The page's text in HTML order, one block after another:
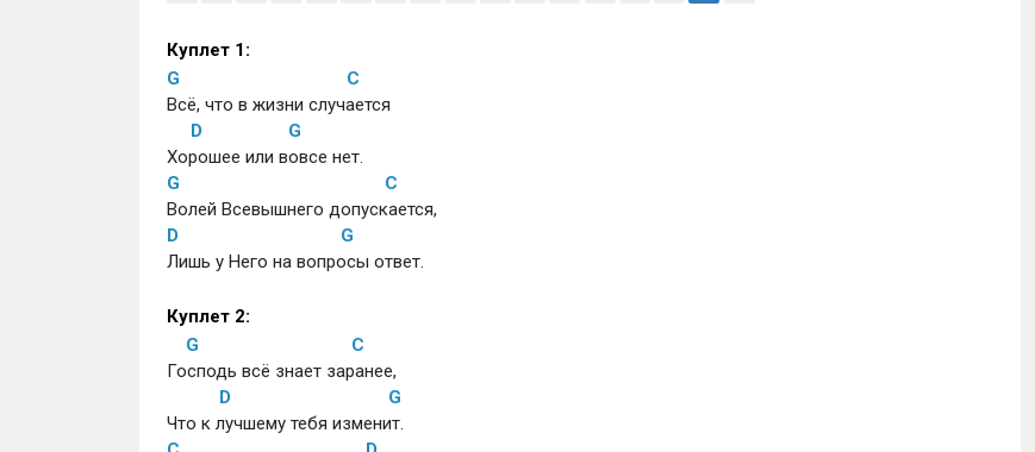
Куплет 1:
G
C
Всё, что в жизни случается
D
G
Хорошее или вовсе нет.
G
C
Волей Всевышнего допускается,
D
G
Лишь у Него на вопросы ответ.
Куплет 2:
G
C
Господь всё знает заранее,
D
G
Что к лучшему тебя изменит.